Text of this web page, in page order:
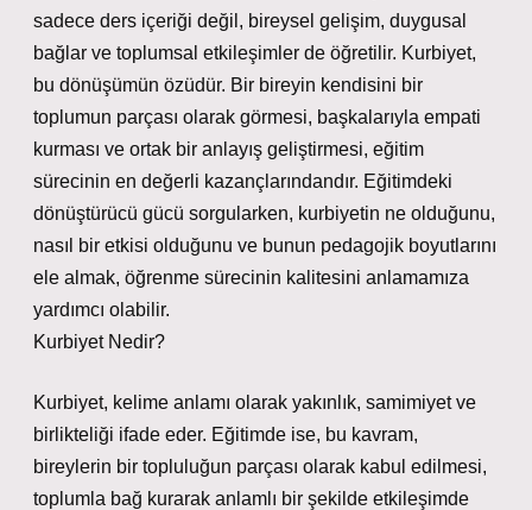
sadece ders içeriği değil, bireysel gelişim, duygusal
bağlar ve toplumsal etkileşimler de öğretilir. Kurbiyet,
bu dönüşümün özüdür. Bir bireyin kendisini bir
toplumun parçası olarak görmesi, başkalarıyla empati
kurması ve ortak bir anlayış geliştirmesi, eğitim
sürecinin en değerli kazançlarındandır. Eğitimdeki
dönüştürücü gücü sorgularken, kurbiyetin ne olduğunu,
nasıl bir etkisi olduğunu ve bunun pedagojik boyutlarını
ele almak, öğrenme sürecinin kalitesini anlamamıza
yardımcı olabilir.
Kurbiyet Nedir?
Kurbiyet, kelime anlamı olarak yakınlık, samimiyet ve
birlikteliği ifade eder. Eğitimde ise, bu kavram,
bireylerin bir topluluğun parçası olarak kabul edilmesi,
toplumla bağ kurarak anlamlı bir şekilde etkileşimde